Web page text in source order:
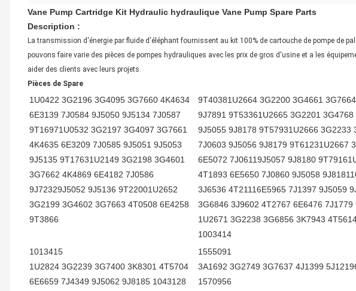
Vane Pump Cartridge Kit Hydraulic hydraulique Vane Pump Spare Parts
Description :
La transmission d'énergie par fluide d'éléphant fournissent au kit 100% de cartouche de pompe de
pouvons faire varie des pièces de pompes hydrauliques avec les prix de gros d'usine et a les
aider des clients avec leurs projets.
Pièces de Spare
1U0422 3G2196 3G4095 3G7660 4K4634
6E3139 7J0584 9J5050 9J5134 7J0587
9T16971U0532 3G2197 3G4097 3G7661
4K4635 6E3209 7J0585 9J5051 9J5053
9J5135 9T17631U2149 3G2198 3G4601
3G7662 4K4869 6E4182 7J0586
9J72329J5052 9J5136 9T22001U2652
3G2199 3G4602 3G7663 4T0508 6E4258
9T3866
9T40381U2664 3G2200 3G4661
9J7891 9T53361U2665 3G2201
9J5055 9J8178 9T57931U2666 3G2233
7J0603 9J5056 9J8179 9T61231U2667
6E5072 7J06119J5057 9J8180
4T1893 6E5650 7J0860 9J5058
3J6536 4T21116E5965 7J1397 9J5059
3G6846 3J9602 4T2767 6E6476
1U2671 3G2238 3G6856 3K7943
1003414
1013415
1U2824 3G2239 3G7400 3K8301 4T5704
6E6659 7J4349 9J5062 9J8185 1043128
1555091
3A1692 3G2749 3G7637 4J1399
1570956